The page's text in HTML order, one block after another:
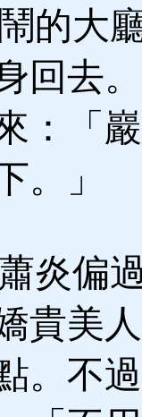
的大
回去
：「
。」
炎偏
貴美
。不